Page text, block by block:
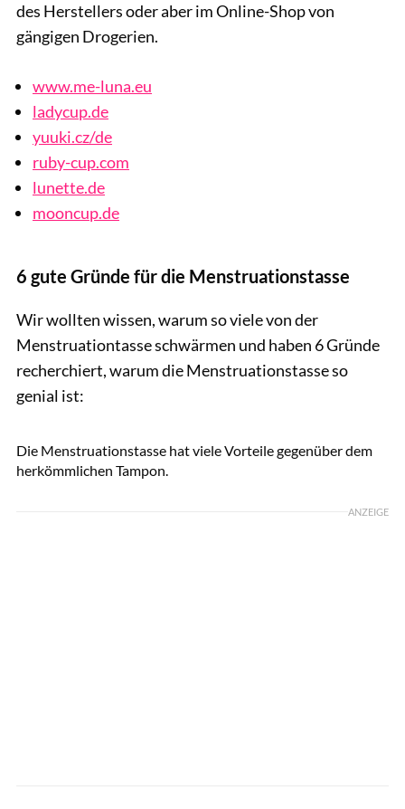
des Herstellers oder aber im Online-Shop von
gängigen Drogerien.
www.me-luna.eu
ladycup.de
yuuki.cz/de
ruby-cup.com
lunette.de
mooncup.de
6 gute Gründe für die Menstruationstasse
Wir wollten wissen, warum so viele von der
Menstruationtasse schwärmen und haben 6 Gründe
recherchiert, warum die Menstruationstasse so
genial ist:
Die Menstruationstasse hat viele Vorteile gegenüber dem
herkömmlichen Tampon.
ANZEIGE